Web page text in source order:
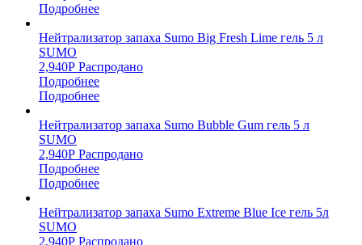
Подробнее
Нейтрализатор запаха Sumo Big Fresh Lime гель 5 л
SUMO
2,940Р Распродано
Подробнее
Подробнее
Нейтрализатор запаха Sumo Bubble Gum гель 5 л
SUMO
2,940Р Распродано
Подробнее
Подробнее
Нейтрализатор запаха Sumo Extreme Blue Ice гель 5л
SUMO
2,940Р Распродано